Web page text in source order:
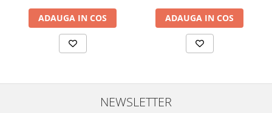
ADAUGA IN COS ADAUGA IN COS
NEWSLETTER